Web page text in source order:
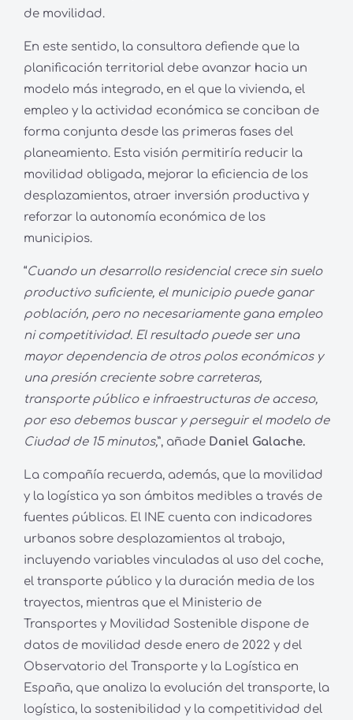
de movilidad.
En este sentido, la consultora defiende que la
planificación territorial debe avanzar hacia un
modelo más integrado, en el que la vivienda, el
empleo y la actividad económica se conciban de
forma conjunta desde las primeras fases del
planeamiento. Esta visión permitiría reducir la
movilidad obligada, mejorar la eficiencia de los
desplazamientos, atraer inversión productiva y
reforzar la autonomía económica de los
municipios.
“Cuando un desarrollo residencial crece sin suelo
productivo suficiente, el municipio puede ganar
población, pero no necesariamente gana empleo
ni competitividad. El resultado puede ser una
mayor dependencia de otros polos económicos y
una presión creciente sobre carreteras,
transporte público e infraestructuras de acceso,
por eso debemos buscar y perseguir el modelo de
Ciudad de 15 minutos,”, añade Daniel Galache.
La compañía recuerda, además, que la movilidad
y la logística ya son ámbitos medibles a través de
fuentes públicas. El INE cuenta con indicadores
urbanos sobre desplazamientos al trabajo,
incluyendo variables vinculadas al uso del coche,
el transporte público y la duración media de los
trayectos, mientras que el Ministerio de
Transportes y Movilidad Sostenible dispone de
datos de movilidad desde enero de 2022 y del
Observatorio del Transporte y la Logística en
España, que analiza la evolución del transporte, la
logística, la sostenibilidad y la competitividad del